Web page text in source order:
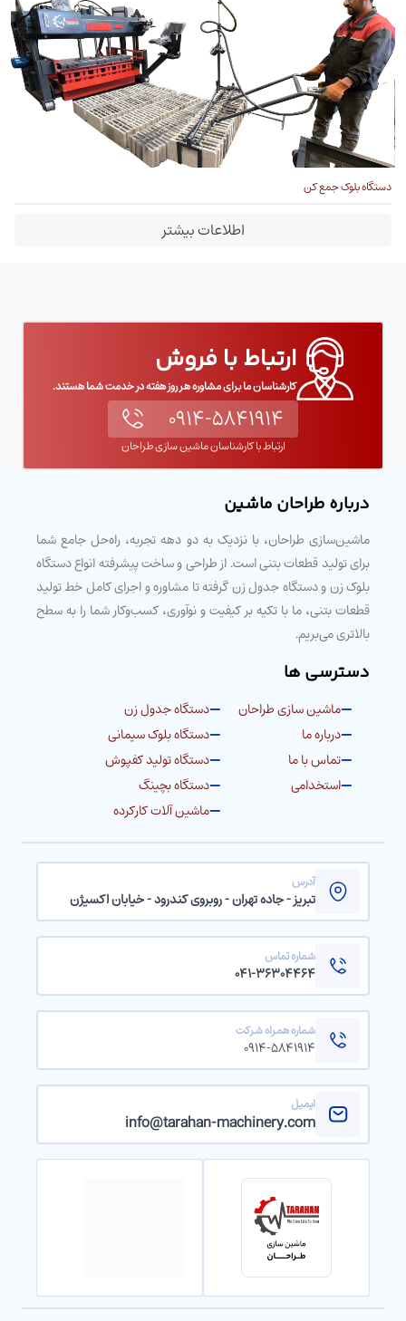
دستگاه بلوک جمع کن
اطلاعات بیشتر
ارتباط با فروش
کارشناسان ما برای مشاوره هر روز هفته در خدمت شما هستند.
۰۹۱۴-۵۸۴۱۹۱۴
ارتباط با کارشناسان ماشین سازی طراحان
درباره طراحان ماشین
ماشین‌سازی طراحان، با نزدیک به دو دهه تجربه، راه‌حل جامع شما
برای تولید قطعات بتنی است. از طراحی و ساخت پیشرفته انواع دستگاه
بلوک زن و دستگاه جدول زن گرفته تا مشاوره و اجرای کامل خط تولید
قطعات بتنی، ما با تکیه بر کیفیت و نوآوری، کسب‌وکار شما را به سطح
بالاتری می‌بریم.
دسترسی ها
ماشین سازی طراحان
درباره ما
تماس با ما
استخدامی
دستگاه جدول زن
دستگاه بلوک سیمانی
دستگاه تولید کفپوش
دستگاه بچینگ
ماشین آلات کارکرده
آدرس
تبریز - جاده تهران - روبروی کندرود - خیابان اکسیژن
شماره تماس
۰۴۱-۳۶۳۰۴۴۶۴
شماره همراه شرکت
۰۹۱۴-۵۸۴۱۹۱۴
ایمیل
info@tarahan-machinery.com